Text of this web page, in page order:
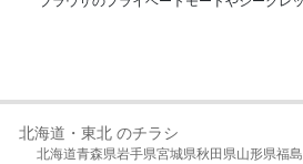
北海道・東北 のチラシ
北海道青森県岩手県宮城県秋田県山形県福